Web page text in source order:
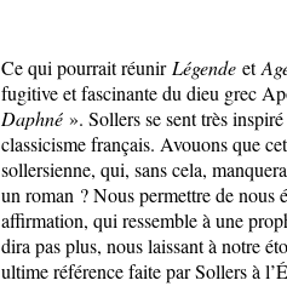
Ce qui pourrait réunir Légende et
fugitive et fascinante du dieu grec
Daphné ». Sollers se sent très
classicisme français. Avouons que
sollersienne, qui, sans cela,
un roman ? Nous permettre de
affirmation, qui ressemble à une
dira pas plus, nous laissant à notre
ultime référence faite par Sollers à